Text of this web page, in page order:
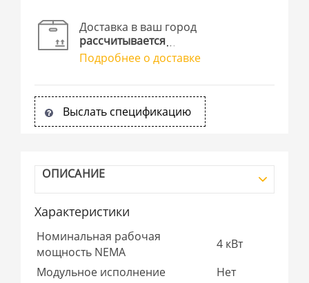
Доставка в ваш город
рассчитывается
Подробнее о доставке
Выслать спецификацию
ОПИСАНИЕ
Характеристики
Номинальная рабочая
мощность NEMA
4 кВт
Модульное исполнение
Нет